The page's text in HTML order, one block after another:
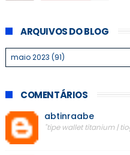
ARQUIVOS DO BLOG
COMENTÁRIOS
abtinraabe
"tipe wallet titanium |